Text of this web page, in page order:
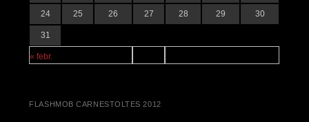
« febr.
24 25 26 27 28 29 30
31
FLASHMOB CARNESTOLTES 2012